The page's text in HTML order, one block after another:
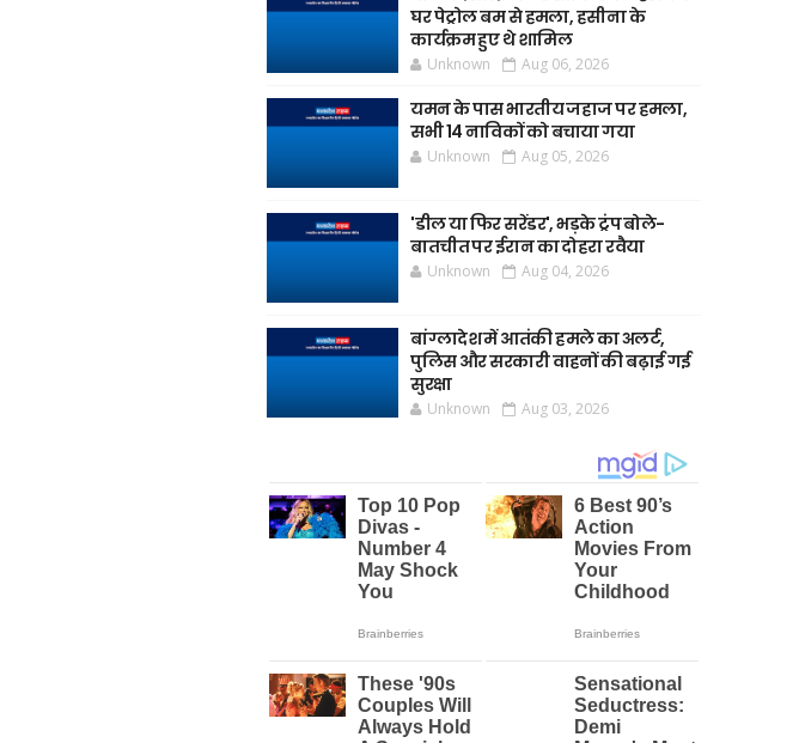
घर पेट्रोल बम से हमला, हसीना के
कार्यक्रम हुए थे शामिल
Unknown Aug 06, 2026
यमन के पास भारतीय जहाज पर हमला,
सभी 14 नाविकों को बचाया गया
Unknown Aug 05, 2026
'डील या फिर सरेंडर', भड़के ट्रंप बोले-
बातचीत पर ईरान का दोहरा रवैया
Unknown Aug 04, 2026
बांग्लादेश में आतंकी हमले का अलर्ट,
पुलिस और सरकारी वाहनों की बढ़ाई गई
सुरक्षा
Unknown Aug 03, 2026